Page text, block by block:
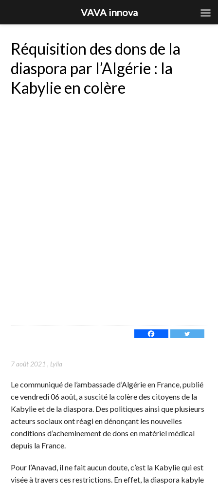
Réquisition des dons de la
diaspora par l’Algérie : la
Kabylie en colère
7 août 2021 , Lylia
Le communiqué de l’ambassade d’Algérie en France, publié
ce vendredi 06 août, a suscité la colère des citoyens de la
Kabylie et de la diaspora. Des politiques ainsi que plusieurs
acteurs sociaux ont réagi en dénonçant les nouvelles
conditions d’acheminement de dons en matériel médical
depuis la France.
Pour l’Anavad, il ne fait aucun doute, c’est la Kabylie qui est
visée à travers ces restrictions. En effet, la diaspora kabyle
VAVA innova